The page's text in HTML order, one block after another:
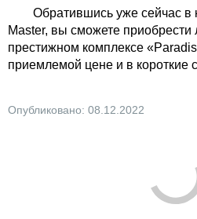
Обратившись уже сейчас
Master, вы сможете
престижном комплексе
приемлемой цене и в короткие
Опубликовано: 08.12.2022